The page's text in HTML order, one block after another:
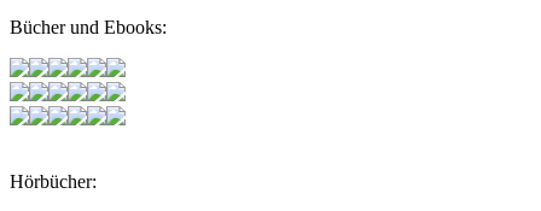
Bücher und Ebooks:
Hörbücher: